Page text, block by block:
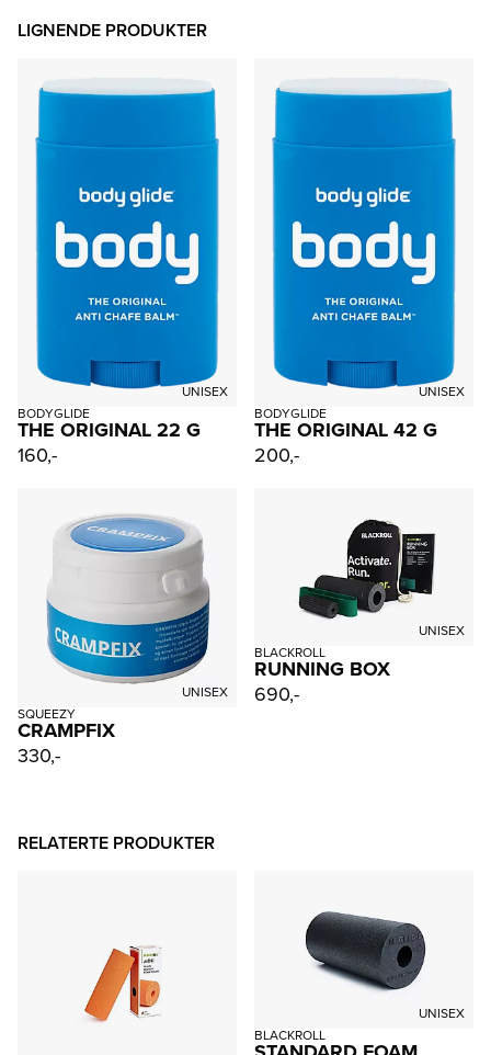
LIGNENDE PRODUKTER
UNISEX
BODYGLIDE
THE ORIGINAL 22 G
160,-
UNISEX
BODYGLIDE
THE ORIGINAL 42 G
200,-
UNISEX
SQUEEZY
CRAMPFIX
330,-
UNISEX
BLACKROLL
RUNNING BOX
690,-
RELATERTE PRODUKTER
UNISEX
BLACKROLL